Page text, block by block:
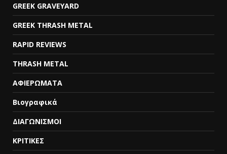
GREEK GRAVEYARD
GREEK THRASH METAL
RAPID REVIEWS
THRASH METAL
ΑΦΙΕΡΩΜΑΤΑ
Βιογραφικά
ΔΙΑΓΩΝΙΣΜΟΙ
ΚΡΙΤΙΚΕΣ